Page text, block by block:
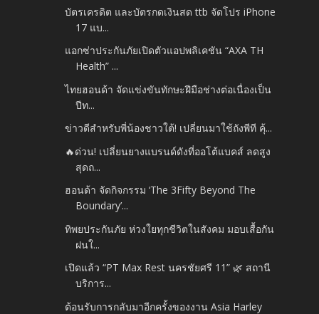
บัตรเครดิต และบัตรกดเงินสด ttb จัดโปร iPhone
17 แบ...
แอกซ่าประกันภัยเปิดตัวแอปพลิเคชัน “AXA TH
Health” ...
ไทยฮอนด้า จัดแข่งขันทักษะฝีมือช่างต่อเนื่องเป็น
ปีท...
ข่าวดีสำหรับพี่น้องชาวใต้! เปลี่ยนมาใช้ถังพีที คุ้...
🔥ด่วน! เปลี่ยนยางแบรนด์ดังที่ออโต้แบคส์ ลดสูง
สุดถ...
ฮอนด้า จัดกิจกรรม ‘The 3Fifty Beyond The
Boundary’...
ทิพยประกันภัย ห่วงใยทุกชีวิตในสังคม มอบเสื้อกัน
ฝนใ...
เปิดแล้ว “PT Max Rest นครชัยศรี 11” 🌿 สถานี
บริการ...
ต้อนรับการกลับมาอีกครั้งของงาน Asia Harley